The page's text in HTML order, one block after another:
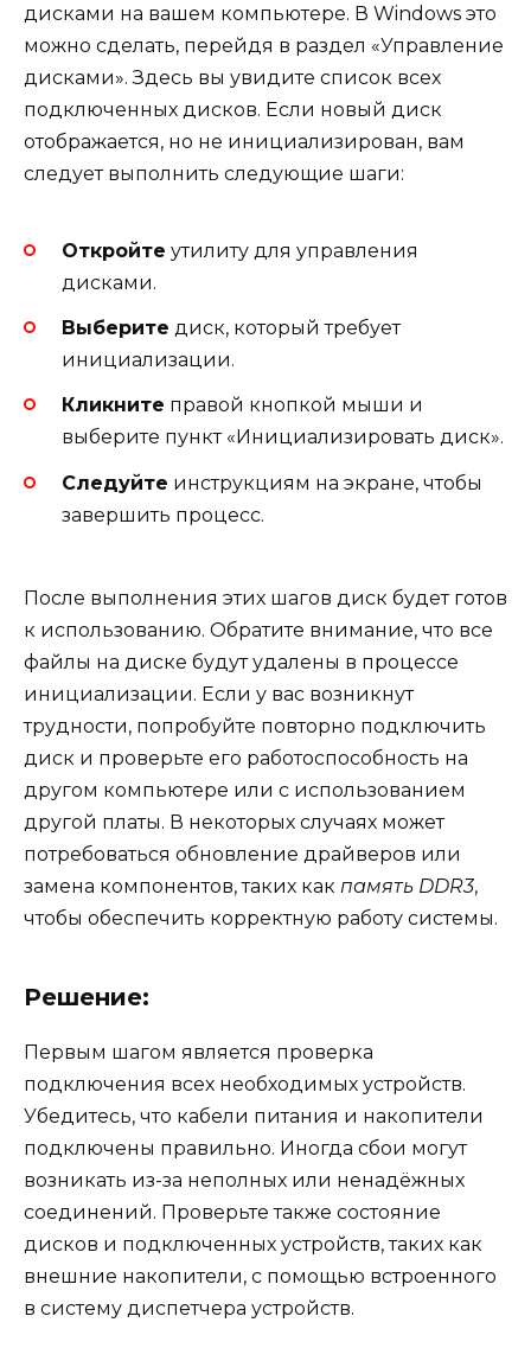
дисками на вашем компьютере. В Windows это
можно сделать, перейдя в раздел «Управление
дисками». Здесь вы увидите список всех
подключенных дисков. Если новый диск
отображается, но не инициализирован, вам
следует выполнить следующие шаги:
Откройте утилиту для управления
дисками.
Выберите диск, который требует
инициализации.
Кликните правой кнопкой мыши и
выберите пункт «Инициализировать диск».
Следуйте инструкциям на экране, чтобы
завершить процесс.
После выполнения этих шагов диск будет готов
к использованию. Обратите внимание, что все
файлы на диске будут удалены в процессе
инициализации. Если у вас возникнут
трудности, попробуйте повторно подключить
диск и проверьте его работоспособность на
другом компьютере или с использованием
другой платы. В некоторых случаях может
потребоваться обновление драйверов или
замена компонентов, таких как память DDR3,
чтобы обеспечить корректную работу системы.
Решение:
Первым шагом является проверка
подключения всех необходимых устройств.
Убедитесь, что кабели питания и накопители
подключены правильно. Иногда сбои могут
возникать из-за неполных или ненадёжных
соединений. Проверьте также состояние
дисков и подключенных устройств, таких как
внешние накопители, с помощью встроенного
в систему диспетчера устройств.